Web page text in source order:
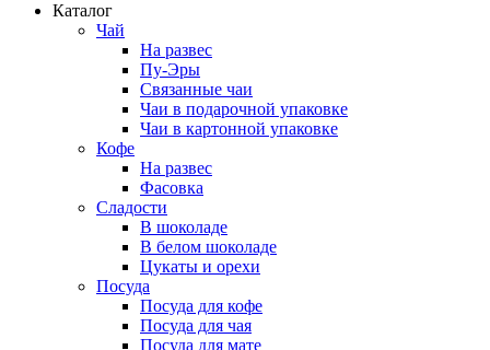
Каталог
Чай
На развес
Пу-Эры
Связанные чаи
Чаи в подарочной упаковке
Чаи в картонной упаковке
Кофе
На развес
Фасовка
Сладости
В шоколаде
В белом шоколаде
Цукаты и орехи
Посуда
Посуда для кофе
Посуда для чая
Посуда для мате